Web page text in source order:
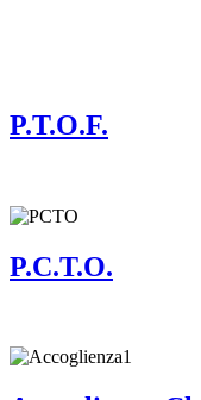
P.T.O.F.
P.C.T.O.